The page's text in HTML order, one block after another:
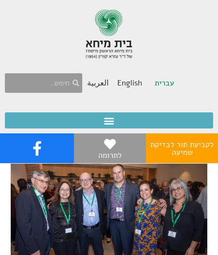
עברית English العربية
לקביעת תור לבדיקת
שמיעה לתרומה